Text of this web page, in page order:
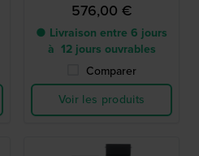
576,00 €
● Livraison entre 6 jours
à 12 jours ouvrables
Comparer
Voir les produits